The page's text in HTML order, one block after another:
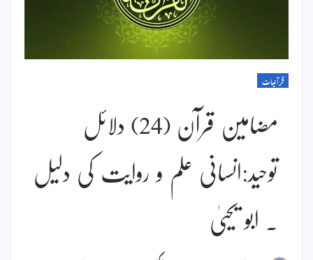
قرآنیات
مضامین قرآن (24) دلائل
توحید:انسانی علم و روایت کی دلیل
۔ ابو یحییٰ